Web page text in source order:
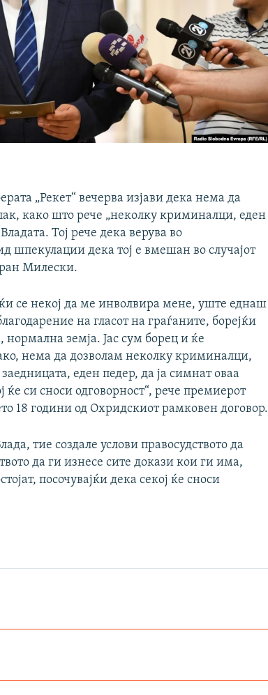
„Рекет“ вечерва изјави дека нема да
како што рече „неколку криминалци, еден
Тој рече дека верува во
шпекулации дека тој е вмешан во случајот
Милески.
се некој да ме инволвира мене, уште еднаш
на гласот на граѓаните, борејќи
земја. Јас сум борец и ќе
нема да дозволам неколку криминалци,
еден педер, да ја симнат оваа
ќе си сноси одговорност“, рече премиерот
18 години од Охридскиот рамковен договор.
тие создале услови правосудството да
да ги изнесе сите докази кои ги има,
посочувајќи дека секој ќе сноси